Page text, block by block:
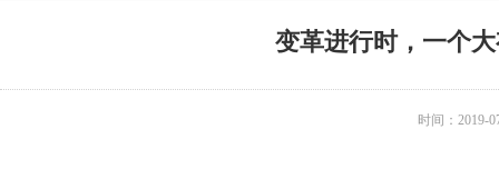
变革进行时，一个
时间：2019-